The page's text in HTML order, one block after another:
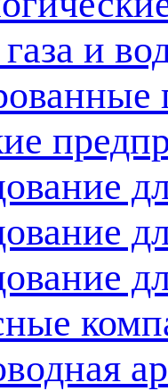
и